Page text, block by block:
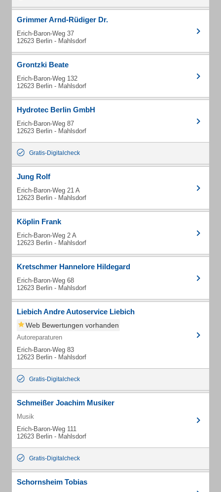
Grimmer Arnd-Rüdiger Dr.
Erich-Baron-Weg 37
12623 Berlin - Mahlsdorf
Grontzki Beate
Erich-Baron-Weg 132
12623 Berlin - Mahlsdorf
Hydrotec Berlin GmbH
Erich-Baron-Weg 87
12623 Berlin - Mahlsdorf
Gratis-Digitalcheck
Jung Rolf
Erich-Baron-Weg 21 A
12623 Berlin - Mahlsdorf
Köplin Frank
Erich-Baron-Weg 2 A
12623 Berlin - Mahlsdorf
Kretschmer Hannelore Hildegard
Erich-Baron-Weg 68
12623 Berlin - Mahlsdorf
Liebich Andre Autoservice Liebich
Web Bewertungen vorhanden
Autoreparaturen
Erich-Baron-Weg 83
12623 Berlin - Mahlsdorf
Gratis-Digitalcheck
Schmeißer Joachim Musiker
Musik
Erich-Baron-Weg 111
12623 Berlin - Mahlsdorf
Gratis-Digitalcheck
Schornsheim Tobias